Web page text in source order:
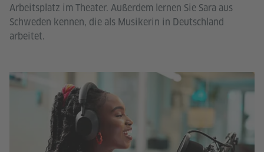
Arbeitsplatz im Theater. Außerdem lernen Sie Sara aus
Schweden kennen, die als Musikerin in Deutschland
arbeitet.